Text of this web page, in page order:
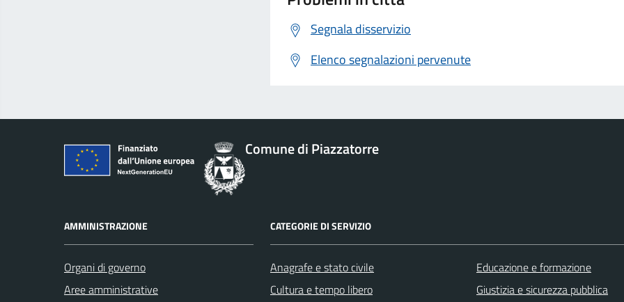
Segnala disservizio
Elenco segnalazioni pervenute
Comune di Piazzatorre
AMMINISTRAZIONE
Organi di governo
Aree amministrative
CATEGORIE DI SERVIZIO
Anagrafe e stato civile
Cultura e tempo libero
Educazione e formazione
Giustizia e sicurezza pubblica